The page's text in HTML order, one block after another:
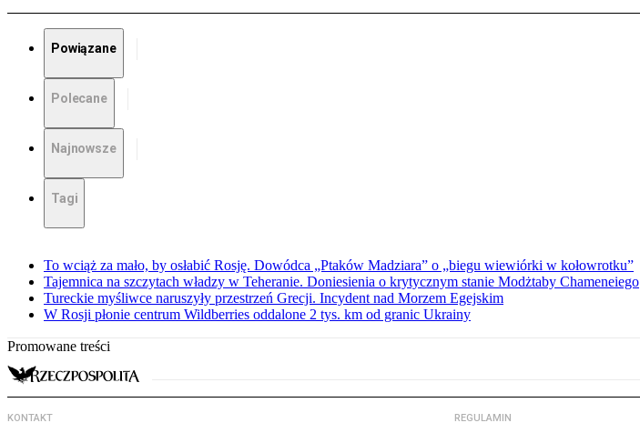
Powiązane
Polecane
Najnowsze
Tagi
To wciąż za mało, by osłabić Rosję. Dowódca „Ptaków Madziara” o „biegu wiewiórki w kołowrotku”
Tajemnica na szczytach władzy w Teheranie. Doniesienia o krytycznym stanie Modżtaby Chameneiego
Tureckie myśliwce naruszyły przestrzeń Grecji. Incydent nad Morzem Egejskim
W Rosji płonie centrum Wildberries oddalone 2 tys. km od granic Ukrainy
Promowane treści
KONTAKT REGULAMIN